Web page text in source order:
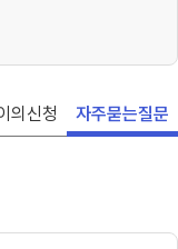
의신청 자주묻는질문